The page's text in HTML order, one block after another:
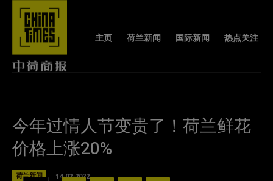
主页 荷兰新闻 国际新闻 热点关注
今年过情人节变贵了！荷兰鲜花
价格上涨20%
荷兰新闻 14-02-2022